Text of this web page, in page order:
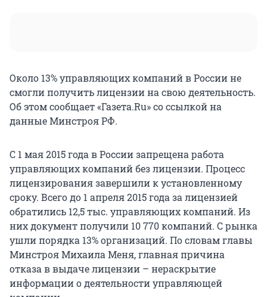
Около 13% управляющих компаний в России не
смогли получить лицензии на свою деятельность.
Об этом сообщает «Газета.Ru» со ссылкой на
данные Минстроя РФ.
С 1 мая 2015 года в России запрещена работа
управляющих компаний без лицензии. Процесс
лицензирования завершили к установленному
сроку. Всего до 1 апреля 2015 года за лицензией
обратились 12,5 тыс. управляющих компаний. Из
них документ получили 10 770 компаний. С рынка
ушли порядка 13% организаций. По словам главы
Минстроя Михаила Меня, главная причина
отказа в выдаче лицензии – нераскрытие
информации о деятельности управляющей